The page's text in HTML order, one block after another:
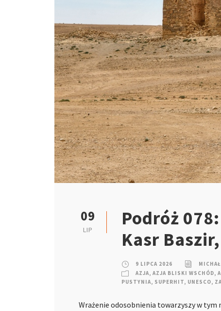
09
LIP
Podróż
Kasr
9 LIPCA 2026
AZJA, AZJA BLISKI WSCHÓD,
PUSTYNIA, SUPERHIT, UNESCO,
Wrażenie odosobnienia towarzyszy w tym